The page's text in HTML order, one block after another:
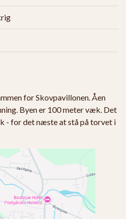
for Skovpavillonen. Åen
Byen er 100 meter væk. Det
- for det næste at stå på torvet i